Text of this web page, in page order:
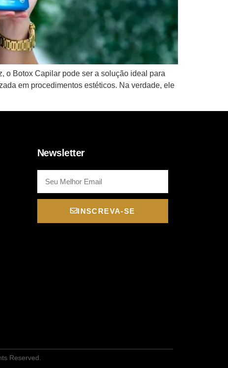
o Botox Capilar pode ser a solução ideal para
em procedimentos estéticos. Na verdade, ele
Newsletter
INSCREVA-SE
Reserved.